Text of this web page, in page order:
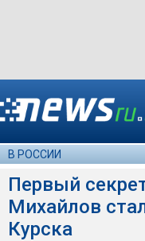
В РОССИИ
Первый
Михайлов
Курска